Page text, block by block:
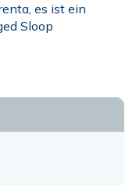
es ist ein
Sloop